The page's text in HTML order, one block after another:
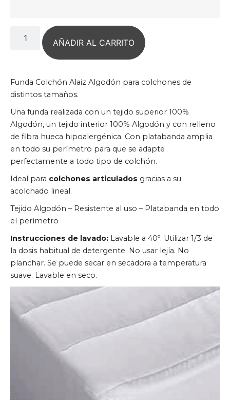
AÑADIR AL CARRITO
Funda Colchón Alaiz Algodón para colchones de
distintos tamaños.
Una funda realizada con un tejido superior 100%
Algodón, un tejido interior 100% Algodón y con relleno
de fibra hueca hipoalergénica. Con platabanda amplia
en todo su perímetro para que se adapte
perfectamente a todo tipo de colchón.
Ideal para colchones articulados gracias a su
acolchado lineal.
Tejido Algodón – Resistente al uso – Platabanda en todo
el perímetro
Instrucciones de lavado: Lavable a 40º. Utilizar 1/3 de
la dosis habitual de detergente. No usar lejía. No
planchar. Se puede secar en secadora a temperatura
suave. Lavable en seco.